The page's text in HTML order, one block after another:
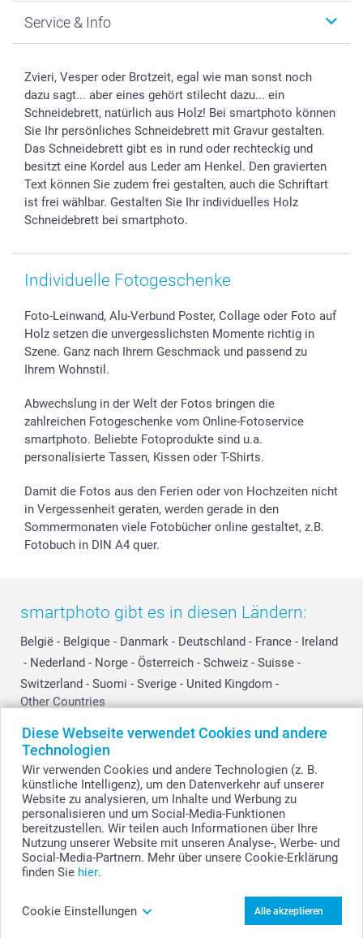
Diese Webseite verwendet Cookies und andere
Technologien
Wir verwenden Cookies und andere Technologien (z. B.
künstliche Intelligenz), um den Datenverkehr auf unserer
Website zu analysieren, um Inhalte und Werbung zu
personalisieren und um Social-Media-Funktionen
bereitzustellen. Wir teilen auch Informationen über Ihre
Nutzung unserer Website mit unseren Analyse-, Werbe- und
Social-Media-Partnern. Mehr über unsere Cookie-Erklärung
finden Sie hier.
Cookie Einstellungen Alle akzeptieren
Schneidebrett mit Foto aus Holz gestalten
Fotoabzüge, Fotos als Buch & Poster
Zubehör & Material
Foto-Kalender & Agenden
Sticker & Etiketten
Geschenk-Gutscheine (PDF)
Datenschutz
AGB
Impressum
Presse
Partnerprogramme
Investor Relations
B2B smartbusiness
Widerrufsrecht
Neujahr
Muttertag
Vatertag
Kommunion & Konfirmation
Hochzeit
Geburtstag
Geburt
Zu allen Anlässen
Service & Info
Preise und Versandkosten
Lieferfristen
48h Lieferung
Zahlungsmöglichkeiten
Anmelden /Registrieren
Sitemap
Status der Bestellung
smartfriends
Zvieri, Vesper oder Brotzeit, egal wie man sonst noch
dazu sagt... aber eines gehört stilecht dazu... ein
Schneidebrett, natürlich aus Holz! Bei smartphoto können
Sie Ihr persönliches Schneidebrett mit Gravur gestalten.
Das Schneidebrett gibt es in rund oder rechteckig und
besitzt eine Kordel aus Leder am Henkel. Den gravierten
Text können Sie zudem frei gestalten, auch die Schriftart
ist frei wählbar. Gestalten Sie Ihr individuelles Holz
Schneidebrett bei smartphoto.
Individuelle Fotogeschenke
Foto-Leinwand, Alu-Verbund Poster, Collage oder Foto auf
Holz setzen die unvergesslichsten Momente richtig in
Szene. Ganz nach Ihrem Geschmack und passend zu
Ihrem Wohnstil.
Abwechslung in der Welt der Fotos bringen die
zahlreichen Fotogeschenke vom Online-Fotoservice
smartphoto. Beliebte Fotoprodukte sind u.a.
personalisierte Tassen, Kissen oder T-Shirts.
Damit die Fotos aus den Ferien oder von Hochzeiten nicht
in Vergessenheit geraten, werden gerade in den
Sommermonaten viele Fotobücher online gestaltet, z.B.
Fotobuch in DIN A4 quer.
smartphoto gibt es in diesen Ländern:
België - Belgique - Danmark - Deutschland - France - Ireland
- Nederland - Norge - Österreich - Schweiz - Suisse -
Switzerland - Suomi - Sverige - United Kingdom -
Other Countries
© smartphoto Group. Alle Rechte vorbehalten.
Alle Preise verstehen sich in Schweizer Franken (CHF) inkl. MwSt. und zzgl.
Versandkosten.